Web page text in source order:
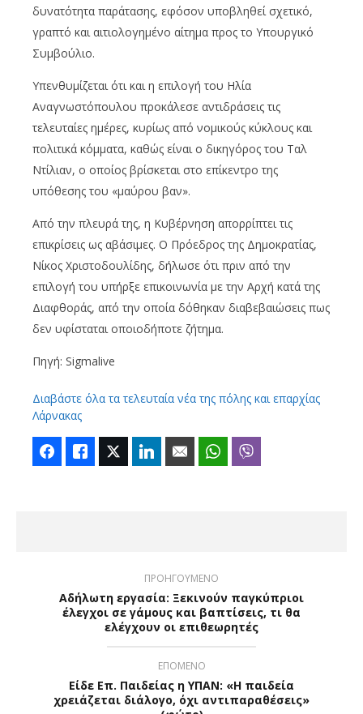
δυνατότητα παράτασης, εφόσον υποβληθεί σχετικό,
γραπτό και αιτιολογημένο αίτημα προς το Υπουργικό
Συμβούλιο.
Υπενθυμίζεται ότι και η επιλογή του Ηλία
Αναγνωστόπουλου προκάλεσε αντιδράσεις τις
τελευταίες ημέρες, κυρίως από νομικούς κύκλους και
πολιτικά κόμματα, καθώς είναι ο δικηγόρος του Ταλ
Ντίλιαν, ο οποίος βρίσκεται στο επίκεντρο της
υπόθεσης του «μαύρου βαν».
Από την πλευρά της, η Κυβέρνηση απορρίπτει τις
επικρίσεις ως αβάσιμες. Ο Πρόεδρος της Δημοκρατίας,
Νίκος Χριστοδουλίδης, δήλωσε ότι πριν από την
επιλογή του υπήρξε επικοινωνία με την Αρχή κατά της
Διαφθοράς, από την οποία δόθηκαν διαβεβαιώσεις πως
δεν υφίσταται οποιοδήποτε ζήτημα.
Πηγή: Sigmalive
Διαβάστε όλα τα τελευταία νέα της πόλης και επαρχίας
Λάρνακας
FacebookLike Twitter LinkedIn Email WhatsApp
ΠΡΟΗΓΟΥΜΕΝΟ
Αδήλωτη εργασία: Ξεκινούν παγκύπριοι
έλεγχοι σε γάμους και βαπτίσεις, τι θα
ελέγχουν οι επιθεωρητές
ΕΠΟΜΕΝΟ
Είδε Επ. Παιδείας η ΥΠΑΝ: «Η παιδεία
χρειάζεται διάλογο, όχι αντιπαραθέσεις»